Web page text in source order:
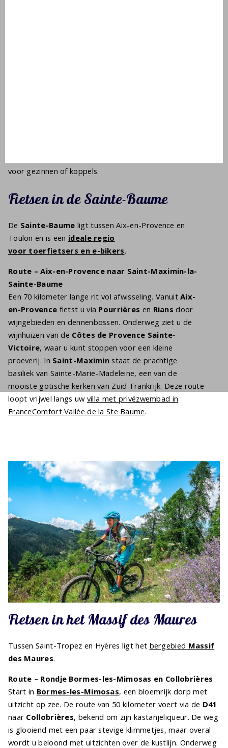
voor gezinnen of koppels.
Fietsen in de Sainte-Baume
De Sainte-Baume ligt tussen Aix-en-Provence en
Toulon en is een ideale regio
voor toerfietsers en e-bikers.
Route – Aix-en-Provence naar Saint-Maximin-la-
Sainte-Baume
Een 70 kilometer lange rit vol afwisseling. VanuitAix-
en-Provence fietst u via Pourrières en Rians door
wijngebieden en dennenbossen. Onderweg ziet u de
wijnhuizen van de Côtes de Provence Sainte-
Victoire, waar u kunt stoppen voor een kleine
proeverij. In Saint-Maximin staat de prachtige
basiliek van Sainte-Marie-Madeleine, een van de
mooiste gotische kerken van Zuid-Frankrijk. Deze route
loopt vrijwel langs uw villa met privézwembad in
FranceComfort Vallée de la Ste Baume.
Fietsen in het Massif des Maures
Tussen Saint-Tropez en Hyères ligt het bergebied Massif
des Maures.
Route – Rondje Bormes-les-Mimosas en Collobrières
Start in Bormes-les-Mimosas, een bloemrijk dorp met
uitzicht op zee. De route van 50 kilometer voert via de D41
naar Collobrières, bekend om zijn kastanjeliqueur. De weg
is glooiend met een paar stevige klimmetjes, maar overal
wordt u beloond met uitzichten over de kustlijn. Onderweg